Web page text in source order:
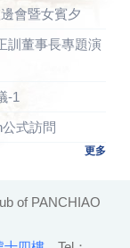
會暨女賓夕
訓董事長專題演
-1
式訪問
更多
of PANCHIAO